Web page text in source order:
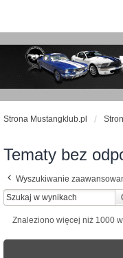
Strona Mustangklub.pl
Tematy bez
Wyszukiwanie
Znaleziono więcej niż 1000